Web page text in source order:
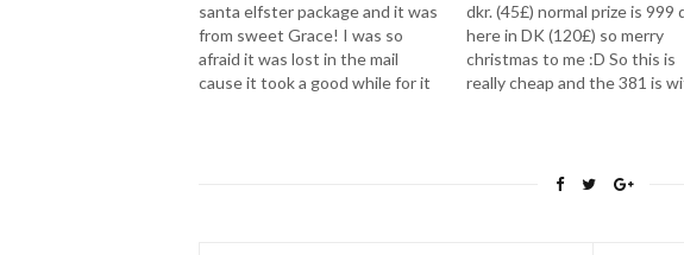
santa elfster package and it was
from sweet Grace! I was so
afraid it was lost in the mail
cause it took a good while for it
dkr. (45£) normal prize is 999
here in DK (120£) so merry
christmas to me :D So this is
really cheap and the 381 is